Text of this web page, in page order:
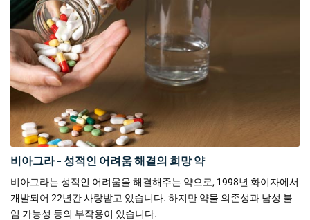
비아그라 - 성적인 어려움 해결의 희망 약
비아그라는 성적인 어려움을 해결해주는 약으로, 1998년 화이자에서
개발되어 22년간 사랑받고 있습니다. 하지만 약물 의존성과 남성 불
임 가능성 등의 부작용이 있습니다.